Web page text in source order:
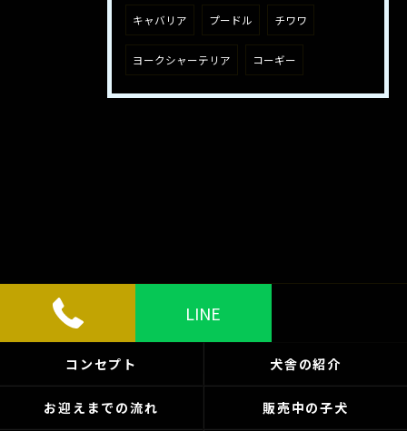
キャバリア プードル チワワ
ヨークシャーテリア コーギー
LINE
コンセプト 犬舎の紹介
お迎えまでの流れ 販売中の子犬